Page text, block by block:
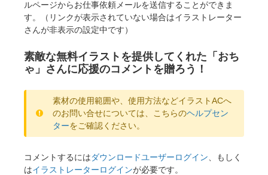
ルページからお仕事依頼メールを送信することができま
す。（リンクが表示されていない場合はイラストレーター
さんが非表示の設定中です）
素敵な無料イラストを提供してくれた「おち
ゃ」さんに応援のコメントを贈ろう！
素材の使用範囲や、使用方法などイラストACへ
のお問い合せについては、こちらのヘルプセン
ターをご確認ください。
コメントするにはダウンロードユーザーログイン 、もしく
はイラストレーターログインが必要です。